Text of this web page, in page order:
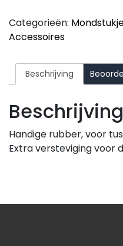
Categorieën:
Accessoires
Beschrijving
Beschrijving
Handige rubber, voor
Extra versteviging voor